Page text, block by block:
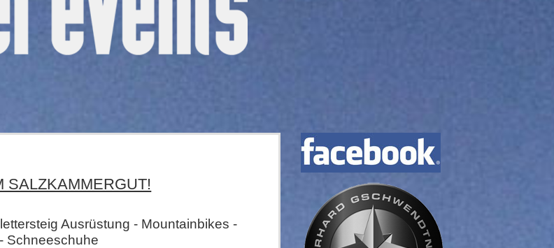
SALZKAMMERGUT!
Ausrüstung - Mountainbikes -
Schneeschuhe